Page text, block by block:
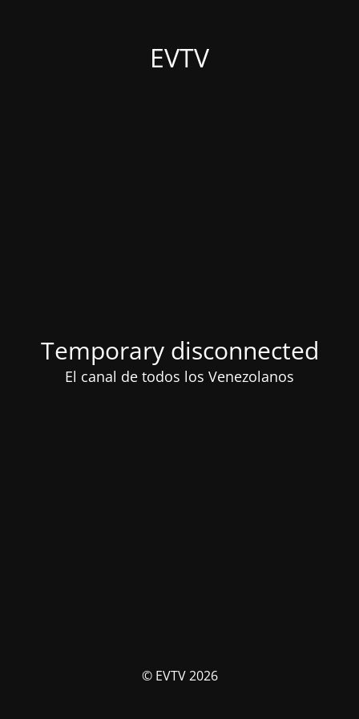
EVTV
Temporary disconnected
El canal de todos los Venezolanos
© EVTV 2026